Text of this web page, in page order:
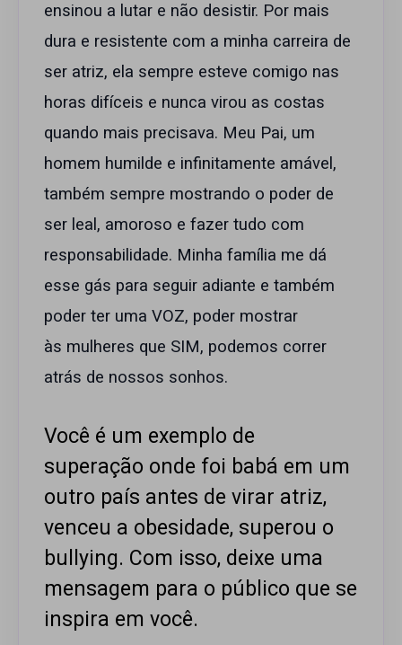
ensinou a lutar e não desistir. Por mais
dura e resistente com a minha carreira de
ser atriz, ela sempre esteve comigo nas
horas difíceis e nunca virou as costas
quando mais precisava. Meu Pai, um
homem humilde e infinitamente amável,
também sempre mostrando o poder de
ser leal, amoroso e fazer tudo com
responsabilidade. Minha família me dá
esse gás para seguir adiante e também
poder ter uma VOZ, poder mostrar
às mulheres que SIM, podemos correr
atrás de nossos sonhos.
Você é um exemplo de
superação onde foi babá em um
outro país antes de virar atriz,
venceu a obesidade, superou o
bullying. Com isso, deixe uma
mensagem para o público que se
inspira em você.